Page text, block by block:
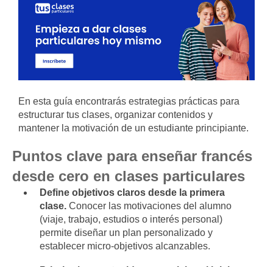
En esta guía encontrarás estrategias prácticas para
estructurar tus clases, organizar contenidos y
mantener la motivación de un estudiante principiante.
Puntos clave para enseñar francés
desde cero en clases particulares
Define objetivos claros desde la primera
clase. Conocer las motivaciones del alumno
(viaje, trabajo, estudios o interés personal)
permite diseñar un plan personalizado y
establecer micro-objetivos alcanzables.